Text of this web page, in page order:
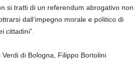
si tratti di un referendum abrogativo non
dall’impegno morale e politico di
cittadini”.
di Bologna, Filippo Bortolini